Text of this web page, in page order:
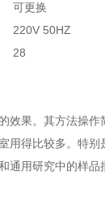
可更换
220V 50HZ
28
效果。其方法操
用得比较多。特
通用研究中的样品